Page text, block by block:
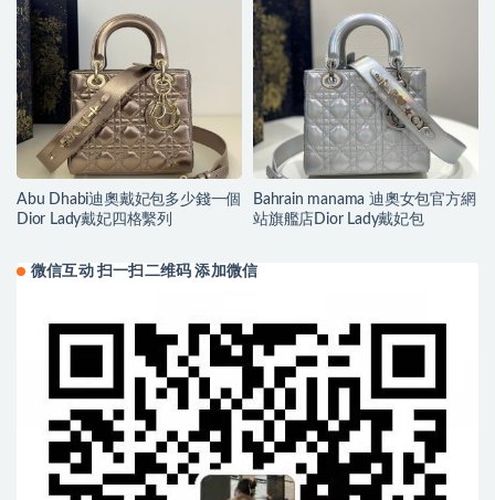
Abu Dhabi迪奧戴妃包多少錢一個
Dior Lady戴妃四格繫列
Bahrain manama 迪奧女包官方網
站旗艦店Dior Lady戴妃包
微信互动 扫一扫二维码 添加微信